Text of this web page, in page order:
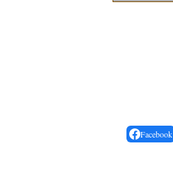
Facebook